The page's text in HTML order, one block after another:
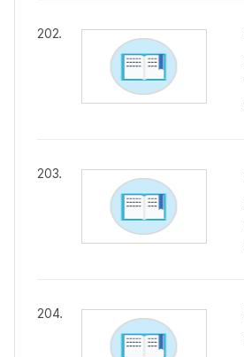
202.
203.
204.